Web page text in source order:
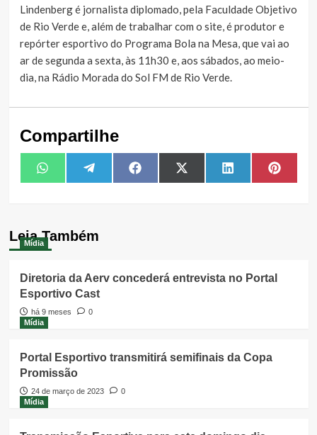
Lindenberg é jornalista diplomado, pela Faculdade Objetivo
de Rio Verde e, além de trabalhar com o site, é produtor e
repórter esportivo do Programa Bola na Mesa, que vai ao
ar de segunda a sexta, às 11h30 e, aos sábados, ao meio-
dia, na Rádio Morada do Sol FM de Rio Verde.
Compartilhe
Share
on
WhatsAppShare
on
TelegramShare
on
FacebookShare
on
X
(Twitter)
Share
on
LinkedIn Share
on
Leia Também
Mídia
Diretoria da Aerv concederá entrevista no Portal
Esportivo Cast
há 9 meses
0
Mídia
Portal Esportivo transmitirá semifinais da Copa
Promissão
24 de março de 2023
0
Mídia